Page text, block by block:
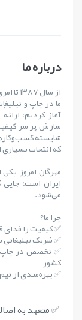
درباره ما
از سال ۱۳۸۷ تا امروز، کیفیت شعار ماست.
آغاز کردیم:
سازش بر سر
که انتخاب
مهرگان امروز
ایران است؛
می‌شود.
چرا ما؟
✅ کیفیت را
✅ شریک
✅ تخصص در چاپ
کشور
✅ بهره‌مندی از
✅ متعهد به